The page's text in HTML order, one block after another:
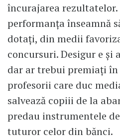
încurajarea
performanța înseamnă
dotați, din medii
concursuri. Desigur e și
dar ar trebui premiați
profesorii care duc
salvează copiii de la
predau instrumentele
tuturor celor din bănci.